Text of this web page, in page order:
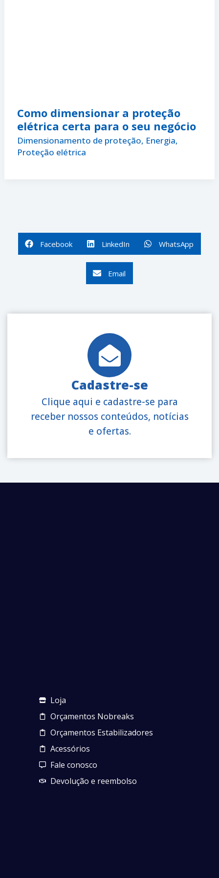
Como dimensionar a proteção
elétrica certa para o seu negócio
Dimensionamento de proteção, Energia,
Proteção elétrica
Facebook LinkedIn WhatsApp
Email
Cadastre-se
Clique aqui e cadastre-se para
receber nossos conteúdos, notícias
e ofertas.
Loja
Orçamentos Nobreaks
Orçamentos Estabilizadores
Acessórios
Fale conosco
Devolução e reembolso